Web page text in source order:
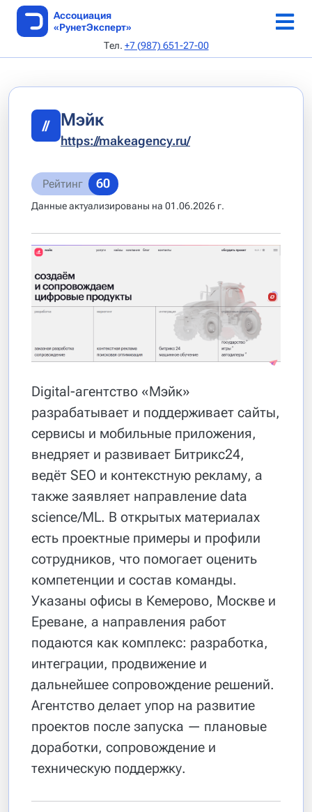
Ассоциация
«РунетЭксперт»
Тел. +7 (987) 651-27-00
// Мэйк
https://makeagency.ru/
Рейтинг 60
Данные актуализированы на 01.06.2026 г.
Digital-агентство «Мэйк»
разрабатывает и поддерживает сайты,
сервисы и мобильные приложения,
внедряет и развивает Битрикс24,
ведёт SEO и контекстную рекламу, а
также заявляет направление data
science/ML. В открытых материалах
есть проектные примеры и профили
сотрудников, что помогает оценить
компетенции и состав команды.
Указаны офисы в Кемерово, Москве и
Ереване, а направления работ
подаются как комплекс: разработка,
интеграции, продвижение и
дальнейшее сопровождение решений.
Агентство делает упор на развитие
проектов после запуска — плановые
доработки, сопровождение и
техническую поддержку.
SEO AI специалисты
Архив рейтингов
Архив методик
Критерии
Апелляция
Каталог веб-студий
Реестр сертификатов
Онлайн-конференция 5-6 июня 2026 г
Выдача сертификата
Как стать автором
Каталог статей
Авторы
Устав
Документы
Кодекс этики
Контакты